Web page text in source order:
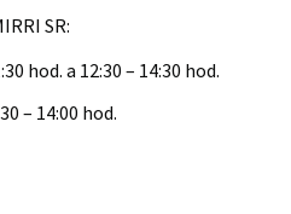
SR:
hod. a 12:30 – 14:30 hod.
– 14:00 hod.